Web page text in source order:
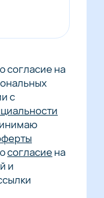
согласие на
с
согласие на
и